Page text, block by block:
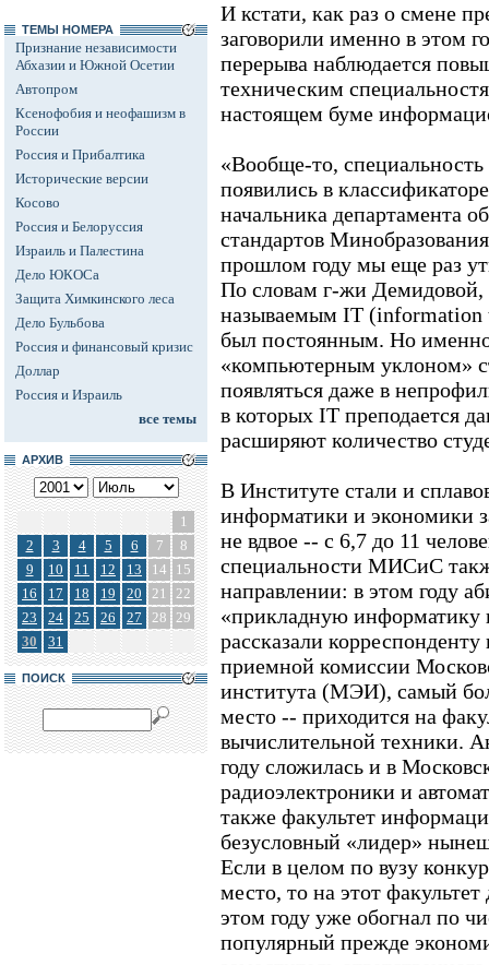
ТЕМЫ НОМЕРА
Признание независимости
Абхазии и Южной Осетии
Автопром
Ксенофобия и неофашизм в
России
Россия и Прибалтика
Исторические версии
Косово
Россия и Белоруссия
Израиль и Палестина
Дело ЮКОСа
Защита Химкинского леса
Дело Бульбова
Россия и финансовый кризис
Доллар
Россия и Израиль
все темы
АРХИВ
1
2
3 4 5 6 7
8
9
10 11 12 13 14
15
16
17 18 19 20 21
22
23
24 25 26 27 28 29
30
31
ПОИСК
И кстати, как раз о смене
заговорили именно в этом
перерыва наблюдается
техническим
настоящем буме
«Вообще-то,
появились в
начальника департамента
стандартов
прошлом году мы еще раз
По словам г-жи Демидовой,
называемым IT (information
был постоянным. Но
«компьютерным уклоном»
появляться даже в
в которых IT преподается
расширяют количество
В Институте стали и
информатики и экономики
не вдвое -- с 6,7 до 11
специальности МИСиС
направлении: в этом году
«прикладную информатику
рассказали
приемной комиссии
института (МЭИ), самый
место -- приходится на
вычислительной техники.
году сложилась и в
радиоэлектроники и
также факультет
безусловный «лидер»
Если в целом по вузу
место, то на этот
этом году уже обогнал по
популярный прежде